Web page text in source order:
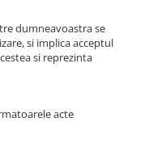
dumneavoastra se
si implica acceptul
si reprezinta
acte